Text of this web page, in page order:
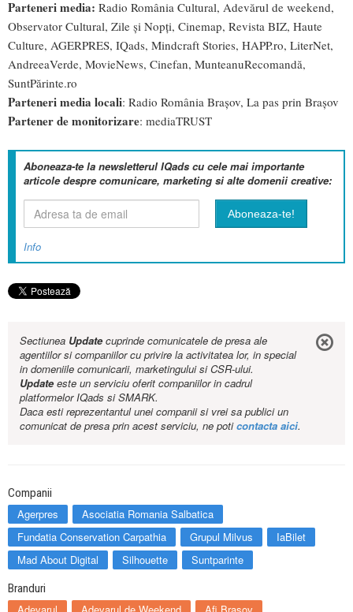
Parteneri media: Radio România Cultural, Adevărul de weekend,
Observator Cultural, Zile și Nopți, Cinemap, Revista BIZ, Haute
Culture, AGERPRES, IQads, Mindcraft Stories, HAPP.ro, LiterNet,
AndreeaVerde, MovieNews, Cinefan, MunteanuRecomandă,
SuntPărinte.ro
Parteneri media locali: Radio România Brașov, La pas prin Brașov
Partener de monitorizare: mediaTRUST
Aboneaza-te la newsletterul IQads cu cele mai importante
articole despre comunicare, marketing si alte domenii creative:
Info
Sectiunea Updatecuprinde comunicatele de presa ale
agentiilor si companiilor cu privire la activitatea lor, in special
in domeniile comunicarii, marketingului si CSR-ului.
Updateeste un serviciu oferit companiilor in cadrul
platformelor IQads si SMARK.
Daca esti reprezentantul unei companii si vrei sa publici un
comunicat de presa prin acest serviciu, ne poticontacta aici.
Companii
Agerpres
Asociatia Romania Salbatica
Fundatia Conservation Carpathia
Grupul Milvus
IaBilet
Mad About Digital
Silhouette Suntparinte
Branduri